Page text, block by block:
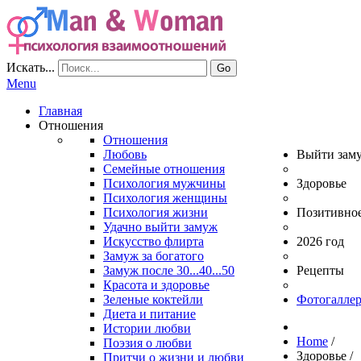
Искать... Go
Menu
Главная
Отношения
Отношения
Любовь
Семейные отношения
Психология мужчины
Психология женщины
Психология жизни
Выйти
Удачно выйти замуж
Искусство флирта
Замуж за богатого
Замуж после 30...40...50
Здоровье
Красота и здоровье
Зеленые коктейли
Диета и питание
Истории любви
Поэзия о любви
Притчи о жизни и любви
2026 год
Рецепты
Home /
Здоровье /